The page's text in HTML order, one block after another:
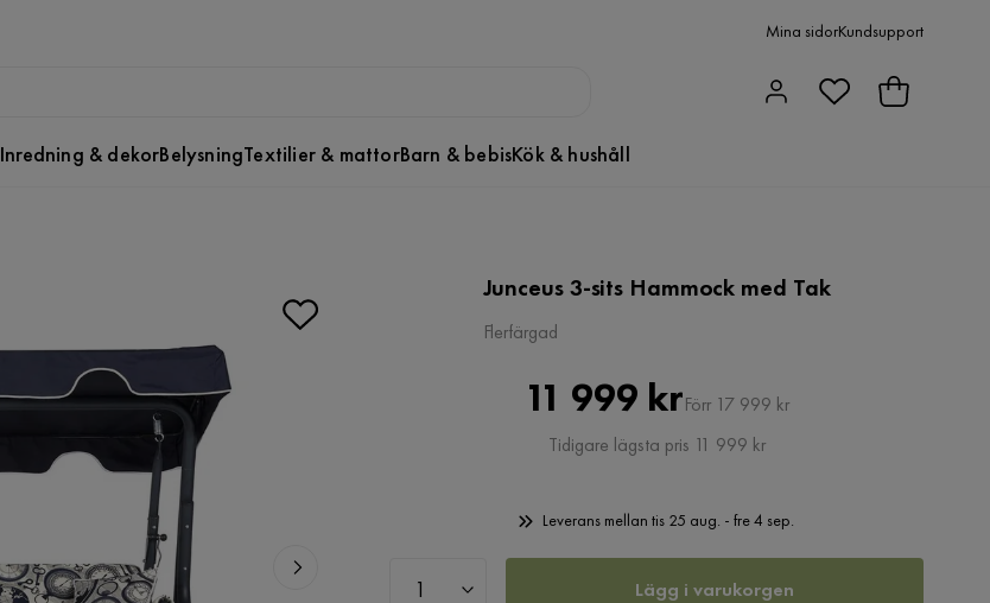
Mina sidorKundsupport
Inredning & dekorBelysningTextilier & mattorBarn & bebisKök & hushåll
Junceus 3-sits Hammock med Tak
Flerfärgad
Pris
11 999 krOriginal
Pris
Förr 17 999 kr
Tidigare lägsta pris 11 999 kr
Leverans mellan tis 25 aug. - fre 4 sep.
Lägg i varukorgen